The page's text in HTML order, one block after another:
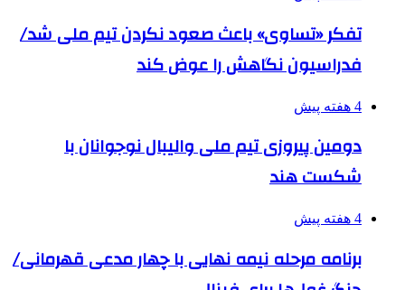
تفکر «تساوی» باعث صعود نکردن تیم ملی شد/
فدراسیون نگاهش را عوض کند
4 هفته پیش
دومین پیروزی تیم ملی والیبال نوجوانان با
شکست هند
4 هفته پیش
برنامه مرحله نیمه نهایی با چهار مدعی قهرمانی/